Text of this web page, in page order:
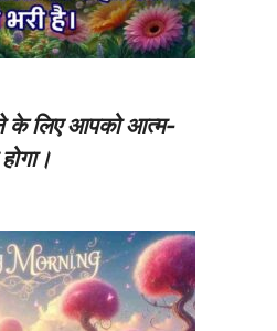
के लिए आपको आत्म-